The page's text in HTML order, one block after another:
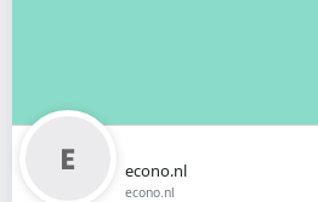
econo.nl
econo.nl